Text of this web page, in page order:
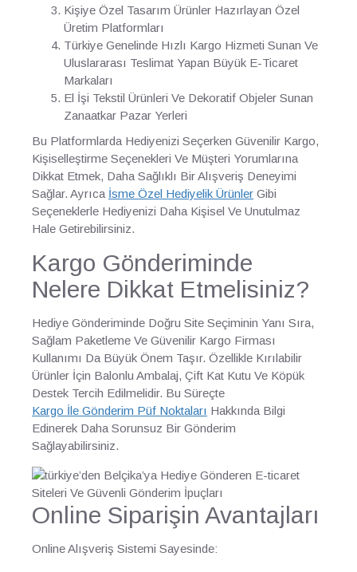
Kişiye Özel Tasarım Ürünler Hazırlayan Özel
Üretim Platformları
Türkiye Genelinde Hızlı Kargo Hizmeti Sunan Ve
Uluslararası Teslimat Yapan Büyük E-Ticaret
Markaları
El İşi Tekstil Ürünleri Ve Dekoratif Objeler Sunan
Zanaatkar Pazar Yerleri
Bu Platformlarda Hediyenizi Seçerken Güvenilir Kargo,
Kişiselleştirme Seçenekleri Ve Müşteri Yorumlarına
Dikkat Etmek, Daha Sağlıklı Bir Alışveriş Deneyimi
Sağlar. Ayrıca İsme Özel Hediyelik Ürünler Gibi
Seçeneklerle Hediyenizi Daha Kişisel Ve Unutulmaz
Hale Getirebilirsiniz.
Kargo Gönderiminde
Nelere Dikkat Etmelisiniz?
Hediye Gönderiminde Doğru Site Seçiminin Yanı Sıra,
Sağlam Paketleme Ve Güvenilir Kargo Firması
Kullanımı Da Büyük Önem Taşır. Özellikle Kırılabilir
Ürünler İçin Balonlu Ambalaj, Çift Kat Kutu Ve Köpük
Destek Tercih Edilmelidir. Bu Süreçte
Kargo İle Gönderim Püf Noktaları Hakkında Bilgi
Edinerek Daha Sorunsuz Bir Gönderim
Sağlayabilirsiniz.
Online Siparişin Avantajları
Online Alışveriş Sistemi Sayesinde: